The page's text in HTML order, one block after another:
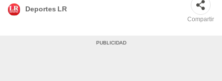
Deportes LR
Compartir